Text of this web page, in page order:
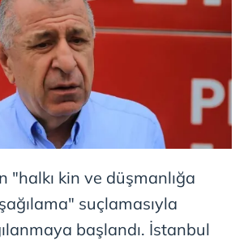
"halkı kin ve düşmanlığa
suçlamasıyla
başlandı. İstanbul